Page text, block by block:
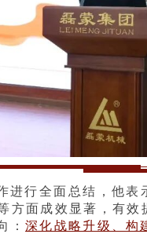
进行全面总结，他表
方面成效显著，有
：深化战略升级、构